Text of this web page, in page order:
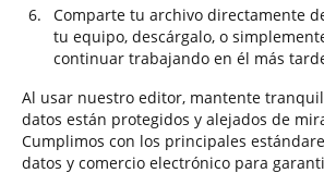
Comparte tu archivo directamente
tu equipo, descárgalo, o
continuar trabajando en él más
Al usar nuestro editor, mantente
datos están protegidos y alejados de
Cumplimos con los principales
datos y comercio electrónico para